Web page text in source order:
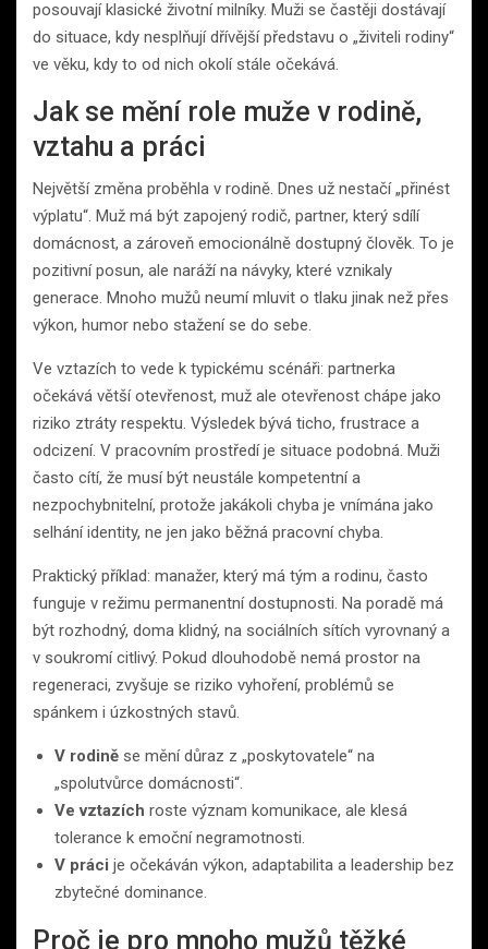
posouvají klasické životní milníky. Muži se častěji dostávají
do situace, kdy nesplňují dřívější představu o „živiteli rodiny“
ve věku, kdy to od nich okolí stále očekává.
Jak se mění role muže v rodině,
vztahu a práci
Největší změna proběhla v rodině. Dnes už nestačí „přinést
výplatu“. Muž má být zapojený rodič, partner, který sdílí
domácnost, a zároveň emocionálně dostupný člověk. To je
pozitivní posun, ale naráží na návyky, které vznikaly
generace. Mnoho mužů neumí mluvit o tlaku jinak než přes
výkon, humor nebo stažení se do sebe.
Ve vztazích to vede k typickému scénáři: partnerka
očekává větší otevřenost, muž ale otevřenost chápe jako
riziko ztráty respektu. Výsledek bývá ticho, frustrace a
odcizení. V pracovním prostředí je situace podobná. Muži
často cítí, že musí být neustále kompetentní a
nezpochybnitelní, protože jakákoli chyba je vnímána jako
selhání identity, ne jen jako běžná pracovní chyba.
Praktický příklad: manažer, který má tým a rodinu, často
funguje v režimu permanentní dostupnosti. Na poradě má
být rozhodný, doma klidný, na sociálních sítích vyrovnaný a
v soukromí citlivý. Pokud dlouhodobě nemá prostor na
regeneraci, zvyšuje se riziko vyhoření, problémů se
spánkem i úzkostných stavů.
V rodině se mění důraz z „poskytovatele“ na
„spolutvůrce domácnosti“.
Ve vztazích roste význam komunikace, ale klesá
tolerance k emoční negramotnosti.
V práci je očekáván výkon, adaptabilita a leadership bez
zbytečné dominance.
Proč je pro mnoho mužů těžké